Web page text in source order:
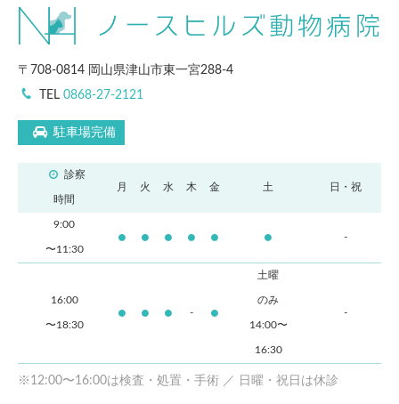
〒708-0814 岡山県津山市東一宮288-4
TEL0868-27-2121
駐車場完備
診察
時間
月 火 水 木 金 土 日・祝
9:00
〜11:30
-
16:00
〜18:30
-
土曜
のみ
14:00〜
16:30
-
※12:00〜16:00は検査・処置・手術 ／ 日曜・祝日は休診